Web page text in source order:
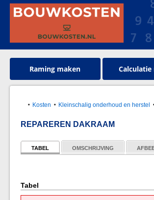
Raming maken
Kosten Kleinschalig onderhoud en herstel
REPAREREN DAKRAAM
TABEL OMSCHRIJVING
Tabel